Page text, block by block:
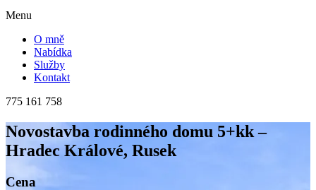
Menu
O mně
Nabídka
Služby
Kontakt
775 161 758
Novostavba rodinného domu 5+kk –
Hradec Králové, Rusek
Cena